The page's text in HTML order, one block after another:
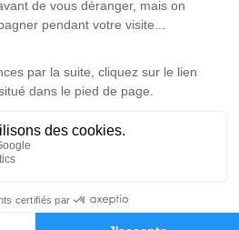
des données personnelles
cookies
par Simplifia